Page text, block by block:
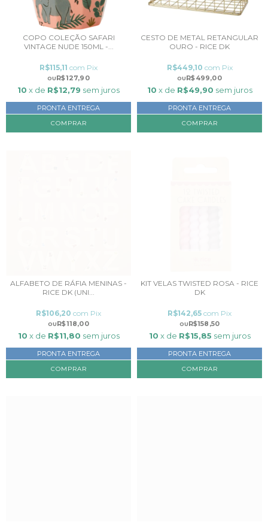
COPO COLEÇÃO SAFARI
VINTAGE NUDE 150ML -...
R$127,90
R$115,11 com Pix
10 x de R$12,79 sem juros
PRONTA ENTREGA
COMPRAR
CESTO DE METAL RETANGULAR
OURO - RICE DK
R$499,00
R$449,10 com Pix
10 x de R$49,90 sem juros
PRONTA ENTREGA
ALFABETO DE RÁFIA MENINAS -
RICE DK (UNI...
R$118,00
R$106,20 com Pix
10 x de R$11,80 sem juros
PRONTA ENTREGA
COMPRAR
KIT VELAS TWISTED ROSA - RICE
DK
R$158,50
R$142,65 com Pix
10 x de R$15,85 sem juros
PRONTA ENTREGA